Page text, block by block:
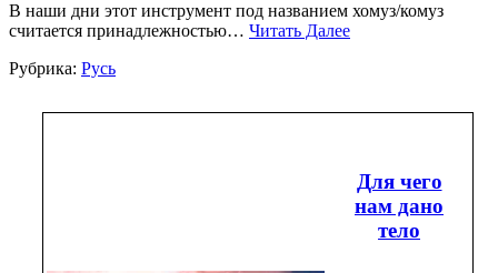
В наши дни этот инструмент под названием хомуз/комуз
считается принадлежностью… Читать Далее
Рубрика: Русь
Для чего
нам дано
тело